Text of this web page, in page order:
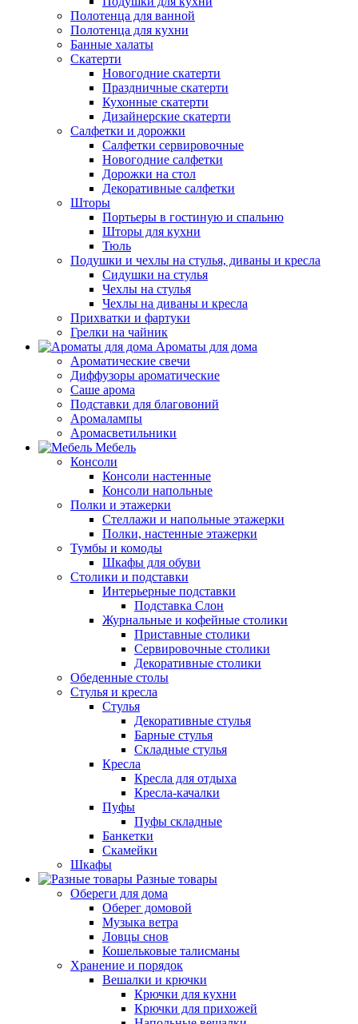
Полотенца для ванной
Полотенца для кухни
Банные халаты
Скатерти
Новогодние скатерти
Праздничные скатерти
Кухонные скатерти
Дизайнерские скатерти
Салфетки и дорожки
Салфетки сервировочные
Новогодние салфетки
Дорожки на стол
Декоративные салфетки
Шторы
Портьеры в гостиную и спальню
Шторы для кухни
Тюль
Подушки и чехлы на стулья, диваны и кресла
Сидушки на стулья
Чехлы на стулья
Чехлы на диваны и кресла
Прихватки и фартуки
Грелки на чайник
Ароматы для дома
Ароматические свечи
Диффузоры ароматические
Саше арома
Подставки для благовоний
Аромалампы
Аромасветильники
Мебель
Консоли
Консоли настенные
Консоли напольные
Полки и этажерки
Стеллажи и напольные этажерки
Полки, настенные этажерки
Тумбы и комоды
Шкафы для обуви
Столики и подставки
Интерьерные подставки
Подставка Слон
Журнальные и кофейные столики
Приставные столики
Сервировочные столики
Декоративные столики
Обеденные столы
Стулья и кресла
Стулья
Декоративные стулья
Барные стулья
Складные стулья
Кресла
Кресла для отдыха
Кресла-качалки
Пуфы
Пуфы складные
Банкетки
Скамейки
Шкафы
Разные товары
Обереги для дома
Оберег домовой
Музыка ветра
Ловцы снов
Кошельковые талисманы
Хранение и порядок
Вешалки и крючки
Крючки для кухни
Крючки для прихожей